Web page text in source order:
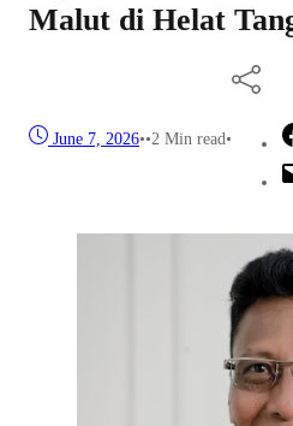
Malut di Helat
June 7, 2026••2 Min read•